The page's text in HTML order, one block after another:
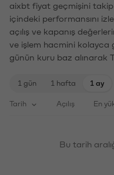
aixbt fiyat geçmişini takip
içindeki performansını
açılış ve kapanış
ve işlem hacmini kolayca
günün kuru baz alınarak
1 gün 1 hafta 1 ay
Tarih Açılış En
Bu tarih